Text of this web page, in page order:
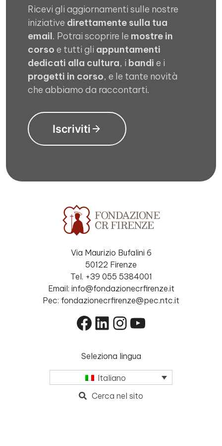
Ricevi gli aggiornamenti sulle nostre
iniziative direttamente sulla tua
email. Potrai scoprire le mostre in
corso e tutti gli appuntamenti
dedicati alla cultura, i bandi e i
progetti in corso, e le tante novità
che abbiamo da raccontarti.
Iscriviti
Via Maurizio Bufalini 6
50122 Firenze
Tel. +39 055 5384001
Email: info@fondazionecrfirenze.it
Pec: fondazionecrfirenze@pec.ntc.it
Facebook
LinkedIn
Instagram
YouTube
Seleziona lingua
Italiano
Cerca nel sito